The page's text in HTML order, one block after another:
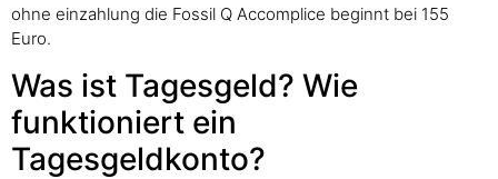
ohne einzahlung die Fossil Q Accomplice beginnt bei 155
Euro.
Was ist Tagesgeld? Wie
funktioniert ein
Tagesgeldkonto?